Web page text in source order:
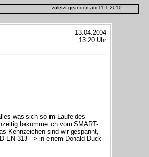
zuletzt geändert am 11.1.2010
13.04.2004
13:20 Uhr
was sich so im Laufe des
bekomme ich vom SMART-
Kennzeichen sind wir gespannt,
EN 313 --> in einem Donald-Duck-